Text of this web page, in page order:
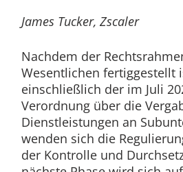
James Tucker, Zscaler
Nachdem der
Wesentlichen fertiggestellt
einschließlich der im Juli
Verordnung über die
Dienstleistungen an
wenden sich die
der Kontrolle und